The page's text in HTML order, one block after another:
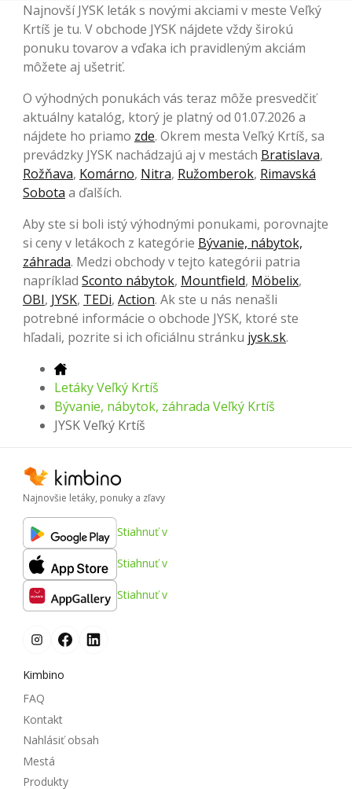
Najnovší JYSK leták s novými akciami v meste Veľký
Krtíš je tu. V obchode JYSK nájdete vždy širokú
ponuku tovarov a vďaka ich pravidleným akciám
môžete aj ušetriť.
O výhodných ponukách vás teraz môže presvedčiť
aktuálny katalóg, ktorý je platný od 01.07.2026 a
nájdete ho priamo zde. Okrem mesta Veľký Krtíš, sa
prevádzky JYSK nachádzajú aj v mestách Bratislava,
Rožňava, Komárno, Nitra, Ružomberok, Rimavská
Sobota a ďalších.
Aby ste si boli istý výhodnými ponukami, porovnajte
si ceny v letákoch z kategórie Bývanie, nábytok,
záhrada. Medzi obchody v tejto kategórii patria
napríklad Sconto nábytok, Mountfield, Möbelix,
OBI, JYSK, TEDi, Action. Ak ste u nás nenašli
potrebné informácie o obchode JYSK, ktoré ste
hľadali, pozrite si ich oficiálnu stránku jysk.sk.
Letáky Veľký Krtíš
Bývanie, nábytok, záhrada Veľký Krtíš
JYSK Veľký Krtíš
Najnovšie letáky, ponuky a zľavy
Stiahnuť v
Stiahnuť v
Stiahnuť v
Kimbino
FAQ
Kontakt
Nahlásiť obsah
Mestá
Produkty